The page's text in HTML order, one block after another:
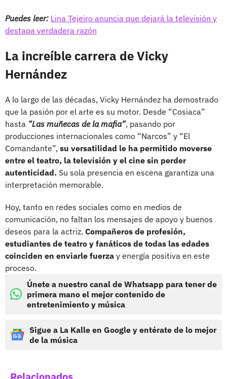
Puedes leer: Lina Tejeiro anuncia que dejará la televisión y
destapa verdadera razón
La increíble carrera de Vicky
Hernández
A lo largo de las décadas, Vicky Hernández ha demostrado
que la pasión por el arte es su motor. Desde “Cosiaca”
hasta “Las muñecas de la mafia”, pasando por
producciones internacionales como “Narcos” y “El
Comandante”, su versatilidad le ha permitido moverse
entre el teatro, la televisión y el cine sin perder
autenticidad. Su sola presencia en escena garantiza una
interpretación memorable.
Hoy, tanto en redes sociales como en medios de
comunicación, no faltan los mensajes de apoyo y buenos
deseos para la actriz. Compañeros de profesión,
estudiantes de teatro y fanáticos de todas las edades
coinciden en enviarle fuerza y energía positiva en este
proceso.
Únete a nuestro canal de Whatsapp para tener de
primera mano el mejor contenido de
entretenimiento y música
Sigue a La Kalle en Google y entérate de lo mejor
de la música